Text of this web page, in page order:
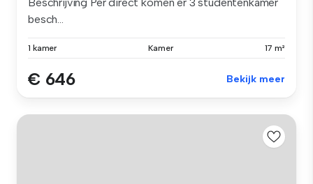
Beschrijving Per direct komen er 3 studentenkamer
besch...
1 kamer Kamer 17 m²
€ 646 Bekijk meer